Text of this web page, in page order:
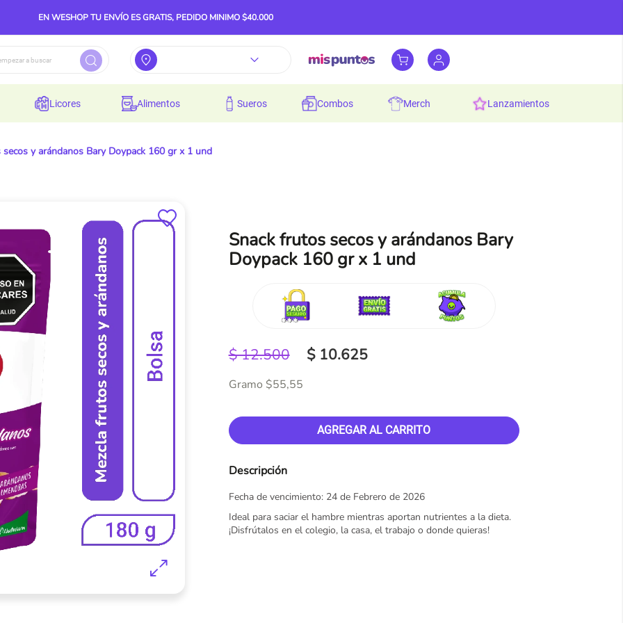
EN WESHOP TU ENVÍO ES GRATIS, PEDIDO MINIMO $40.000
licores alimentos sueros combos merch lanzamientos
y arándanos Bary Doypack 160 gr x 1 und
Snack frutos secos y arándanos Bary
Doypack 160 gr x 1 und
Descripción
Fecha de vencimiento: 24 de Febrero de 2026
Ideal para saciar el hambre mientras aportan nutrientes a la dieta.
¡Disfrútalos en el colegio, la casa, el trabajo o donde quieras!
$ 12.500 $ 10.625
Gramo $55,55
AGREGAR AL CARRITO